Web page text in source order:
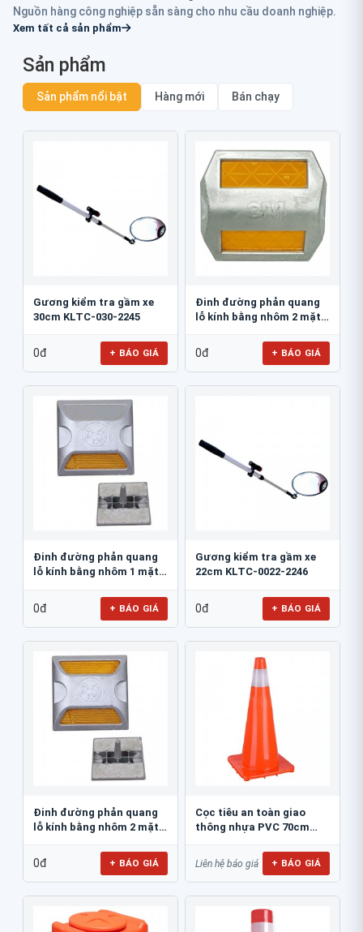
Nguồn hàng công nghiệp sẵn sàng cho nhu cầu doanh nghiệp.
Xem tất cả sản phẩm
Sản phẩm
Sản phẩm nổi bật Hàng mới Bán chạy
Gương kiểm tra gầm xe
30cm KLTC-030-2245
0đ + BÁO GIÁ
Đinh đường phản quang
lỗ kính bằng nhôm 2 mặt
0đ + BÁO GIÁ
Đinh đường phản quang
lỗ kính bằng nhôm 1 mặt
0đ + BÁO GIÁ
Gương kiểm tra gầm xe
22cm KLTC-0022-2246
0đ + BÁO GIÁ
Đinh đường phản quang
lỗ kính bằng nhôm 2 mặt
0đ + BÁO GIÁ
Cọc tiêu an toàn giao
thông nhựa PVC 70cm
Liên hệ báo giá + BÁO GIÁ